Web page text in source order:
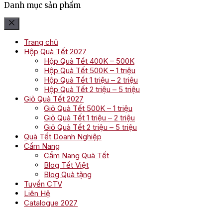
Danh mục sản phẩm
Trang chủ
Hộp Quà Tết 2027
Hộp Quà Tết 400K – 500K
Hộp Quà Tết 500K – 1 triệu
Hộp Quà Tết 1 triệu – 2 triệu
Hộp Quà Tết 2 triệu – 5 triệu
Giỏ Quà Tết 2027
Giỏ Quà Tết 500K – 1 triệu
Giỏ Quà Tết 1 triệu – 2 triệu
Giỏ Quà Tết 2 triệu – 5 triệu
Quà Tết Doanh Nghiệp
Cẩm Nang
Cẩm Nang Quà Tết
Blog Tết Việt
Blog Quà tặng
Tuyển CTV
Liên Hệ
Catalogue 2027